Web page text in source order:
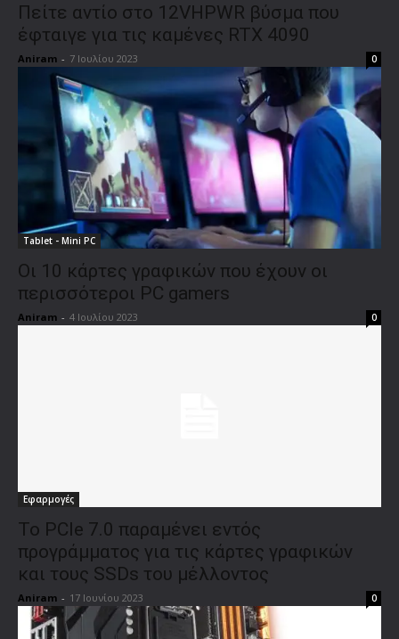
Πείτε αντίο στο 12VHPWR βύσμα που
έφταιγε για τις καμένες RTX 4090
Aniram - 7 Ιουλίου 2023 0
Tablet - Mini PC
Οι 10 κάρτες γραφικών που έχουν οι
περισσότεροι PC gamers
Aniram - 4 Ιουλίου 2023 0
Εφαρμογές
Το PCIe 7.0 παραμένει εντός
προγράμματος για τις κάρτες γραφικών
και τους SSDs του μέλλοντος
Aniram - 17 Ιουνίου 2023 0